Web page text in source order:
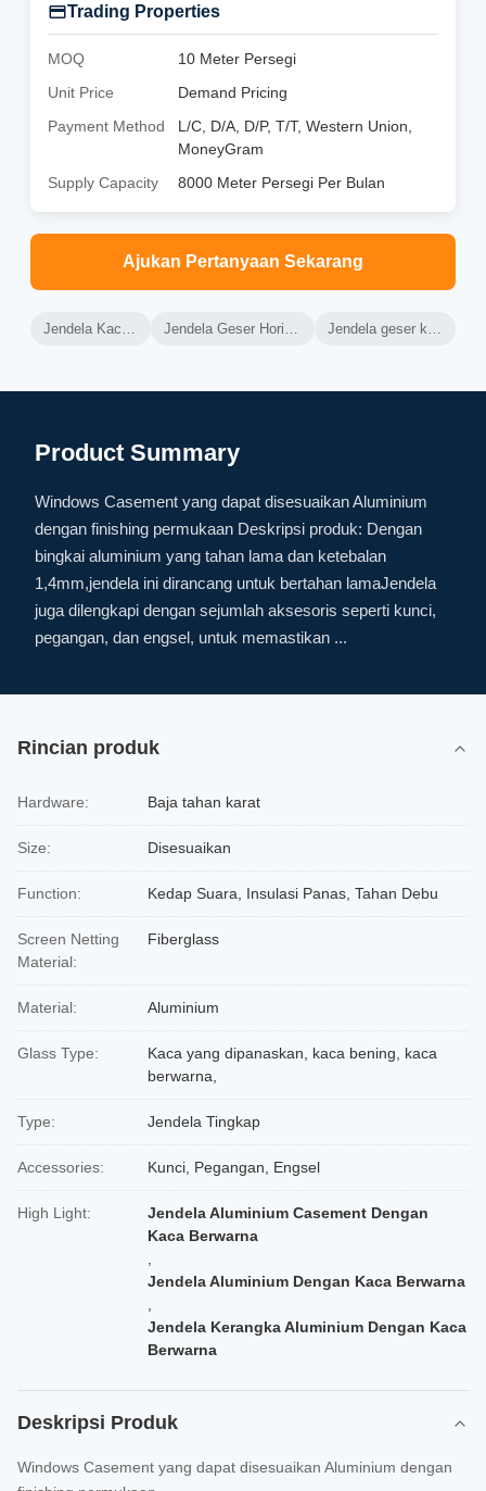
Trading Properties
MOQ
10 Meter Persegi
Unit Price
Demand Pricing
Payment Method
L/C, D/A, D/P, T/T, Western Union,
MoneyGram
Supply Capacity
8000 Meter Persegi Per Bulan
Ajukan Pertanyaan Sekarang
Jendela Kaca Aluminium Jendela Geser Horizontal Aluminium Jendela geser kaca aluminium
Product Summary
Windows Casement yang dapat disesuaikan Aluminium
dengan finishing permukaan Deskripsi produk: Dengan
bingkai aluminium yang tahan lama dan ketebalan
1,4mm,jendela ini dirancang untuk bertahan lamaJendela
juga dilengkapi dengan sejumlah aksesoris seperti kunci,
pegangan, dan engsel, untuk memastikan ...
Rincian produk
Hardware: Baja tahan karat
Size: Disesuaikan
Function: Kedap Suara, Insulasi Panas, Tahan Debu
Screen Netting
Material:
Fiberglass
Material: Aluminium
Glass Type:
Kaca yang dipanaskan, kaca bening, kaca
berwarna,
Type: Jendela Tingkap
Accessories: Kunci, Pegangan, Engsel
High Light:
Jendela Aluminium Casement Dengan
Kaca Berwarna
Jendela Aluminium Dengan Kaca Berwarna
Jendela Kerangka Aluminium Dengan Kaca
Berwarna
Deskripsi Produk
Windows Casement yang dapat disesuaikan Aluminium dengan